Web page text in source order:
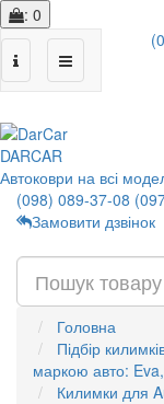
: 0
DARCAR
Автоковри на всі
(098) 089-37-08
Замовити дзвінок
Головна
Підбір
маркою авто: Eva,
Килимки для